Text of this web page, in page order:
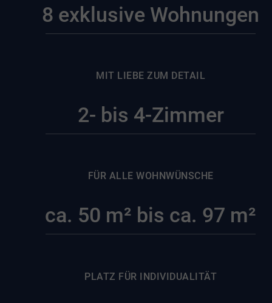
8 exklusive Wohnungen
MIT LIEBE ZUM DETAIL
2- bis 4-Zimmer
FÜR ALLE WOHNWÜNSCHE
ca. 50 m² bis ca. 97 m²
PLATZ FÜR INDIVIDUALITÄT